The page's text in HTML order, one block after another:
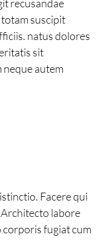
recusandae
suscipit
natus dolores
sit
autem
Facere qui
labore
fugiat cum